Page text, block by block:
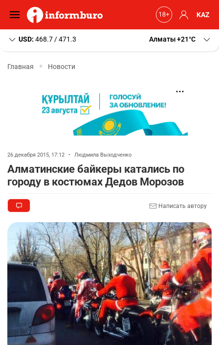
KAZ
USD: 468.7 / 471.3 Алматы+21 C
Главная Новости
26 декабря 2015, 17:12 • Людмила Выходченко
Алматинские байкеры катались по
городу в костюмах Дедов Морозов
Написать автору